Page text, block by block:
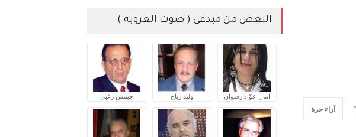
آراء حرة
البعض من مبدعي ( صوت العروبة )
آمال عوّاد رضوان وليد رباح جيمس زغبي